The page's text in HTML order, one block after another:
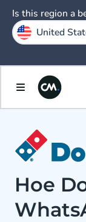
Hoe
Is this region a
United